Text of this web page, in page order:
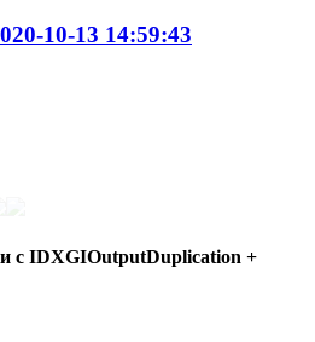
10-13 14:59:43
с IDXGIOutputDuplication +